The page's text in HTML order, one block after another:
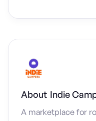
About Indie
A marketplace for